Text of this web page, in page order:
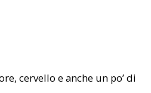
cervello e anche un po’ di